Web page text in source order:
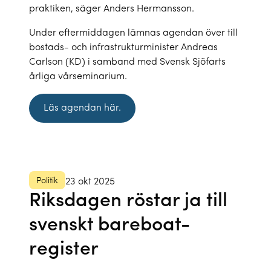
praktiken, säger Anders Hermansson.
Under eftermiddagen lämnas agendan över till
bostads- och infrastrukturminister Andreas
Carlson (KD) i samband med Svensk Sjöfarts
årliga vårseminarium.
Läs agendan här.
Politik 23 okt 2025
Riksdagen röstar ja till
svenskt bareboat-
register